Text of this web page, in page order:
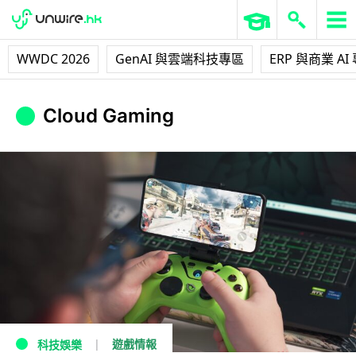
WWDC 2026 GenAI 與雲端科技專區 ERP 與商業 AI
Cloud Gaming
科技娛樂 遊戲情報